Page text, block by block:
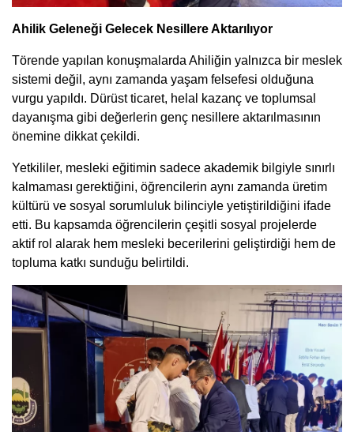
Ahilik Geleneği Gelecek Nesillere Aktarılıyor
Törende yapılan konuşmalarda Ahiliğin yalnızca bir meslek
sistemi değil, aynı zamanda yaşam felsefesi olduğuna
vurgu yapıldı. Dürüst ticaret, helal kazanç ve toplumsal
dayanışma gibi değerlerin genç nesillere aktarılmasının
önemine dikkat çekildi.
Yetkililer, mesleki eğitimin sadece akademik bilgiyle sınırlı
kalmaması gerektiğini, öğrencilerin aynı zamanda üretim
kültürü ve sosyal sorumluluk bilinciyle yetiştirildiğini ifade
etti. Bu kapsamda öğrencilerin çeşitli sosyal projelerde
aktif rol alarak hem mesleki becerilerini geliştirdiği hem de
topluma katkı sunduğu belirtildi.